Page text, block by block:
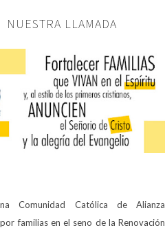
NUESTRA LLAMADA
Comunidad Católica de Alianza
familias en el seno de la Renovación